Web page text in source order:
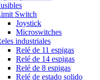
Switch
Joystick
Microswitches
industriales
Relé de 11 espigas
Relé de 14 espigas
Relé de 8 espigas
Relé de estado solido